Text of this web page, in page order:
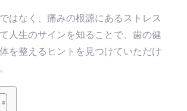
はなく、痛みの根源にあるストレス
人生のサインを知ることで、歯の健
を整えるヒントを見つけていただけ